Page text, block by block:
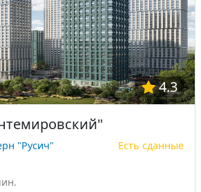
4.3
"Русич" Есть сданные